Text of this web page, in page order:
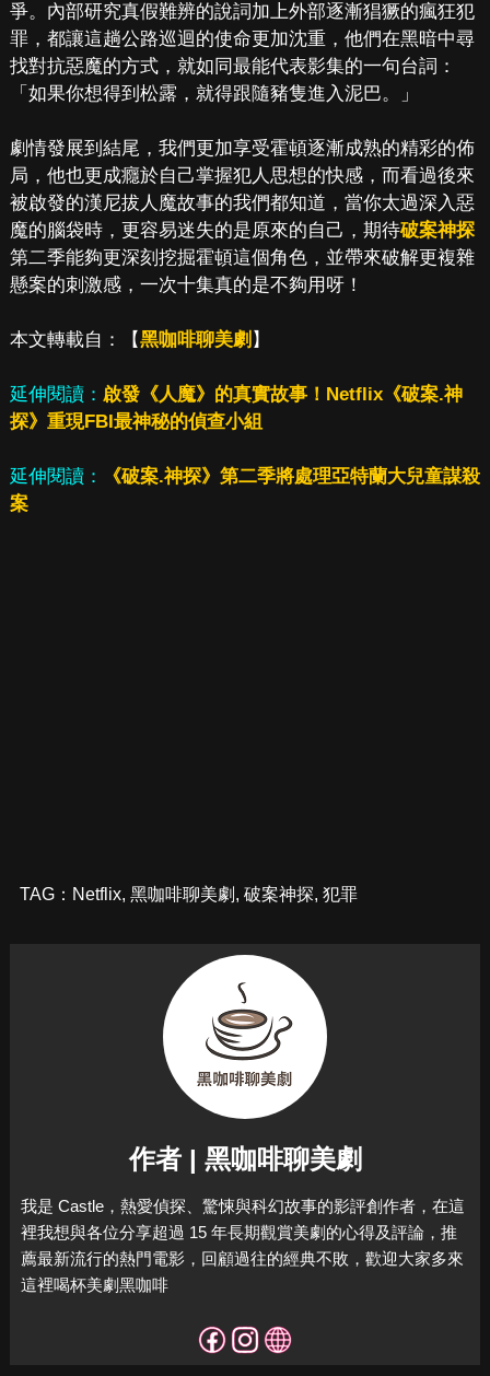
爭。內部研究真假難辨的說詞加上外部逐漸猖獗的瘋狂犯
罪，都讓這趟公路巡迴的使命更加沈重，他們在黑暗中尋
找對抗惡魔的方式，就如同最能代表影集的一句台詞：
「如果你想得到松露，就得跟隨豬隻進入泥巴。」
劇情發展到結尾，我們更加享受霍頓逐漸成熟的精彩的佈
局，他也更成癮於自己掌握犯人思想的快感，而看過後來
被啟發的漢尼拔人魔故事的我們都知道，當你太過深入惡
魔的腦袋時，更容易迷失的是原來的自己，期待破案神探
第二季能夠更深刻挖掘霍頓這個角色，並帶來破解更複雜
懸案的刺激感，一次十集真的是不夠用呀！
本文轉載自：【黑咖啡聊美劇 】
延伸閱讀： 啟發《人魔》的真實故事！Netflix《破案.神
探》重現FBI最神秘的偵查小組
延伸閱讀：
《破案.神探》第二季將處理亞特蘭大兒童謀殺
案
TAG： Netflix, 黑咖啡聊美劇 , 破案神探, 犯罪
作者 | 黑咖啡聊美劇
我是 Castle，熱愛偵探、驚悚與科幻故事的影評創作者，在這
裡我想與各位分享超過 15 年長期觀賞美劇的心得及評論，推
薦最新流行的熱門電影，回顧過往的經典不敗，歡迎大家多來
這裡喝杯美劇黑咖啡